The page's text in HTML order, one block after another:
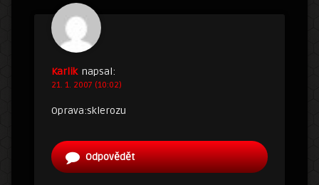
Karlik napsal:
21. 1. 2007 (10:02)
Oprava:sklerozu
Odpovědět